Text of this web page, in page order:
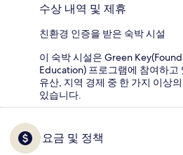
수상 내역 및 제휴
친환경 인증을 받은 숙박 시설
이 숙박 시설은 Green
Education) 프로그램에 참여하
유산, 지역 경제 중 한 가지 이상
있습니다.
요금 및 정책